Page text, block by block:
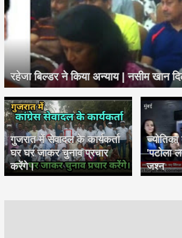
रहेजा बिल्डर ने किया अन्याय | नसीम खान
गुजरात में सेवादल के कार्यकर्ता
घर घर जाकर चुनाव प्रचार
करेंगे।
'पटोला
जश्न